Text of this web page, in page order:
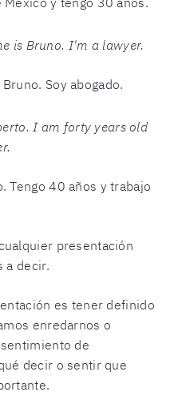
is Bruno. I'm a lawyer.
Soy abogado.
I am forty years old
Tengo 40 años y trabajo
presentación
a decir.
es tener definido
enredarnos o
de
decir o sentir que